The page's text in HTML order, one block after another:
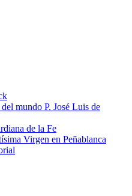
mundo P. José Luis de
de la Fe
Virgen en Peñablanca